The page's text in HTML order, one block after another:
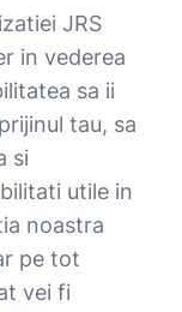
JRS
in vederea
sa ii
tau, sa
si
utile in
noastra
pe tot
vei fi